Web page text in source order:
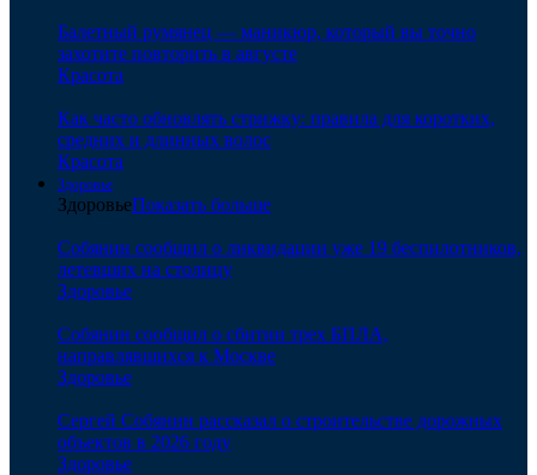
Балетный румянец — маникюр, который вы точно
захотите повторить в августе
Красота
Как часто обновлять стрижку: правила для коротких,
средних и длинных волос
Красота
Здоровье
ЗдоровьеПоказать больше
Собянин сообщил о ликвидации уже 19 беспилотников,
летевших на столицу
Здоровье
Собянин сообщил о сбитии трех БПЛА,
направлявшихся к Москве
Здоровье
Сергей Собянин рассказал о строительстве дорожных
объектов в 2026 году
Здоровье